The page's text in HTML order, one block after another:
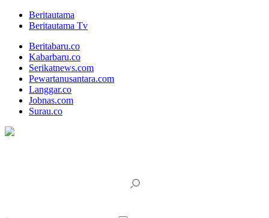
Beritautama
Beritautama Tv
Beritabaru.co
Kabarbaru.co
Serikatnews.com
Pewartanusantara.com
Langgar.co
Jobnas.com
Surau.co